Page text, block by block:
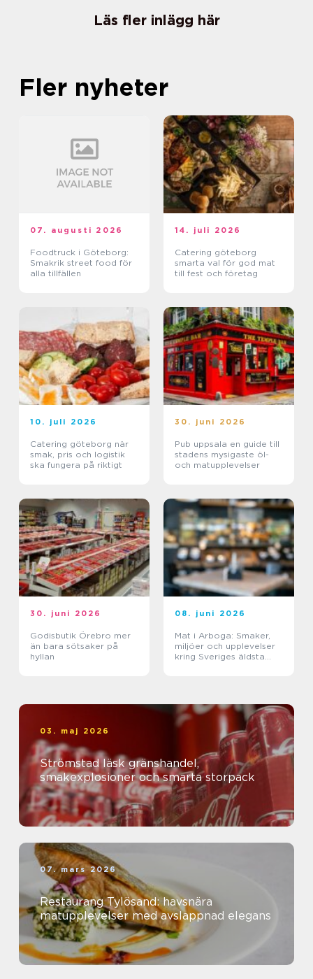
Läs fler inlägg här
Fler nyheter
07. augusti 2026
Foodtruck i Göteborg:
Smakrik street food för
alla tillfällen
14. juli 2026
Catering göteborg
smarta val för god mat
till fest och företag
10. juli 2026
Catering göteborg när
smak, pris och logistik
ska fungera på riktigt
30. juni 2026
Pub uppsala en guide till
stadens mysigaste öl-
och matupplevelser
30. juni 2026
Godisbutik Örebro mer
än bara sötsaker på
hyllan
08. juni 2026
Mat i Arboga: Smaker,
miljöer och upplevelser
kring Sveriges äldsta
03. maj 2026
Strömstad läsk gränshandel,
smakexplosioner och smarta storpack
07. mars 2026
Restaurang Tylösand: havsnära
matupplevelser med avslappnad elegans